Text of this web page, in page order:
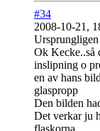
#34
2008-10-21,
Ursprungligen
Ok Kecke..så
inslipning o
en av hans
glaspropp
Den bilden
Det verkar ju